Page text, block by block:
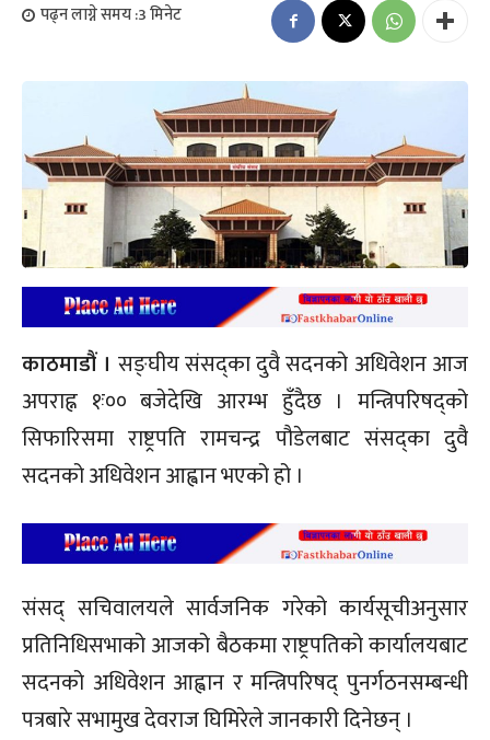
पढ्न लाग्ने समय :3मिनेट
काठमाडौं । सङ्घीय संसद्का दुवै सदनको अधिवेशन आज
अपराह्न १ः०० बजेदेखि आरम्भ हुँदैछ । मन्त्रिपरिषद्को
सिफारिसमा राष्ट्रपति रामचन्द्र पौडेलबाट संसद्का दुवै
सदनको अधिवेशन आह्वान भएको हो ।
संसद् सचिवालयले सार्वजनिक गरेको कार्यसूचीअनुसार
प्रतिनिधिसभाको आजको बैठकमा राष्ट्रपतिको कार्यालयबाट
सदनको अधिवेशन आह्वान र मन्त्रिपरिषद् पुनर्गठनसम्बन्धी
पत्रबारे सभामुख देवराज घिमिरेले जानकारी दिनेछन् ।